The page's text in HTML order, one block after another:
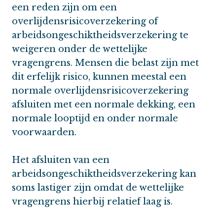
een reden zijn om een
overlijdensrisicoverzekering of
arbeidsongeschiktheidsverzekering te
weigeren onder de wettelijke
vragengrens. Mensen die belast zijn met
dit erfelijk risico, kunnen meestal een
normale overlijdensrisicoverzekering
afsluiten met een normale dekking, een
normale looptijd en onder normale
voorwaarden.
Het afsluiten van een
arbeidsongeschiktheidsverzekering kan
soms lastiger zijn omdat de wettelijke
vragengrens hierbij relatief laag is.